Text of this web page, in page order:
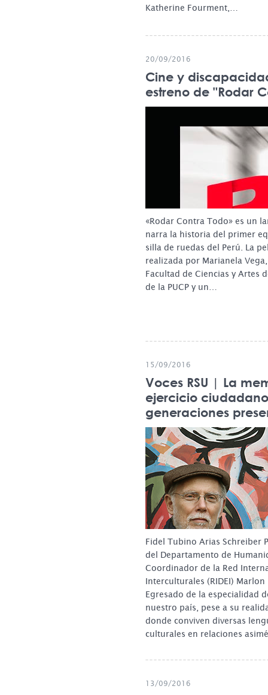
Katherine Fourment,…
20/09/2016
Cine y
estreno de "Rodar
«Rodar Contra Todo» es un
narra la historia del primer
silla de ruedas del Perú. La
realizada por Marianela
Facultad de Ciencias y Artes
de la PUCP y un…
15/09/2016
Voces RSU | La
ejercicio
generaciones
Fidel Tubino Arias Schreiber
del Departamento de
Coordinador de la Red
Interculturales (RIDEI) Marlon
Egresado de la especialidad
nuestro país, pese a su
donde conviven diversas
culturales en relaciones
13/09/2016